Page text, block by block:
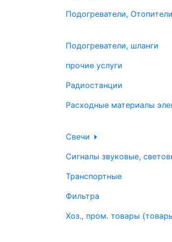
Подогреватели,
Подогреватели, шланги
прочие услуги
Радиостанции
Расходные материалы
Свечи
Сигналы звуковые,
Транспортные
Фильтра
Хоз., пром. товары